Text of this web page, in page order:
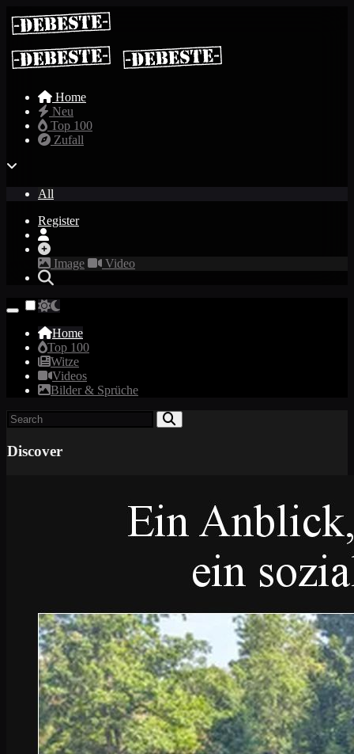
Home
Neu
Top 100
Zufall
All
Register
Image Video
Home
Top 100
Witze
Videos
Bilder & Sprüche
Discover